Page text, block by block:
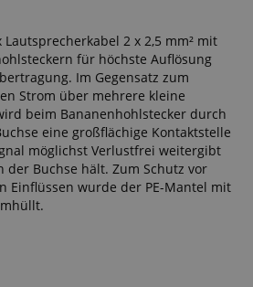
Lautsprecherkabel 2 x 2,5 mm² mit
für höchste Auflösung
Im Gegensatz zum
Strom über mehrere kleine
beim Bananenhohlstecker durch
eine großflächige Kontaktstelle
möglichst Verlustfrei weitergibt
der Buchse hält. Zum Schutz vor
Einflüssen wurde der PE-Mantel mit